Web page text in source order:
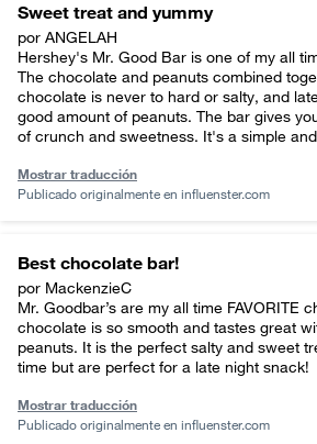
Sweet treat and yummy
por ANGELAH
Hershey's Mr. Good Bar is one of my all
The chocolate and peanuts combined
chocolate is never to hard or salty, and
good amount of peanuts. The bar gives you just the right amount
of crunch and sweetness. It's a simple
Mostrar traducción
Publicado originalmente en influenster.com
Best chocolate bar!
por MackenzieC
Mr. Goodbar’s are my all time FAVORITE
chocolate is so smooth and tastes great
peanuts. It is the perfect salty and sweet
time but are perfect for a late night snack!
Mostrar traducción
Publicado originalmente en influenster.com